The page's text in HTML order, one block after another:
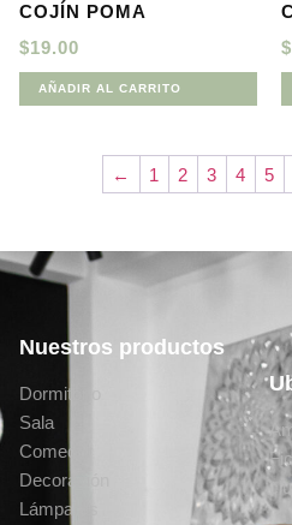
COJÍN POMA
$19.00
AÑADIR AL CARRITO
$
← 1 2 3 4 5
Nuestros productos
Dormitorio
Sala
Comedor
Decoración
Lámparas